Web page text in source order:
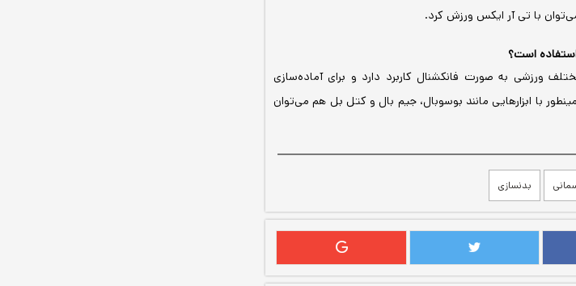
با تی آر ایکس ورزش کرد.
است؟
ورزشی به صورت فانکشنال کاربرد دارد و برای آماده‌سازی
با ابزارهایی مانند بوسوبال، جیم بال و کتل بل هم می‌توان
بدنسازی